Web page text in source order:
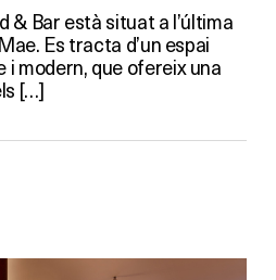
& Bar està situat a l’última
Es tracta d’un espai
i modern, que ofereix una
[…]